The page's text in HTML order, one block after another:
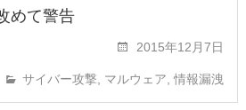
めて警告
2015年12月7日
サイバー攻撃 マルウェア ,情報漏洩